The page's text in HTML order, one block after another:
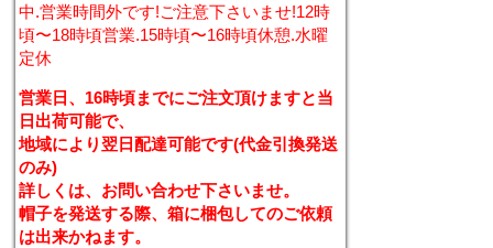
中.営業時間外です!ご注意下さいませ!12時
頃〜18時頃営業.15時頃〜16時頃休憩.水曜
定休
営業日、16時頃までにご注文頂けますと当
日出荷可能で、
地域により翌日配達可能です(代金引換発送
のみ)
詳しくは、お問い合わせ下さいませ。
帽子を発送する際、箱に梱包してのご依頼
は出来かねます。